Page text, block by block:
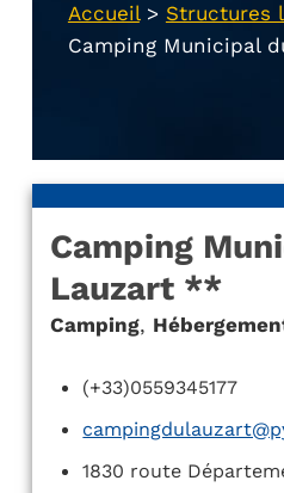
Accueil> Structures
Camping Municipal
Camping
Lauzart **
Camping,
(+33)0559345177
1830 route